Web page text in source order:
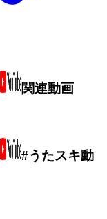
関連動画
#うたスキ動